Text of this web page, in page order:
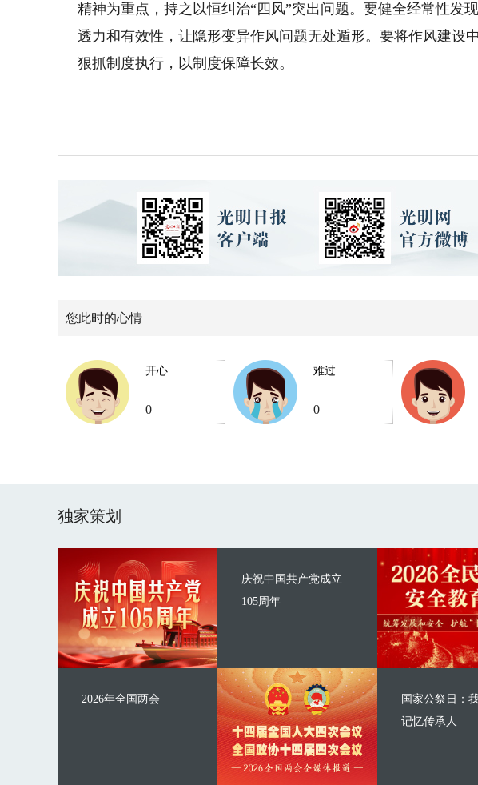
精神为重点，持之以恒纠治“四风”突出问题。要健全经常性发
透力和有效性，让隐形变异作风问题无处遁形。要将作风建设
狠抓制度执行，以制度保障长效。
您此时的心情
开心
0
难过
0
独家策划
庆祝中国共产党成立
105周年
2026年全国两会
国家公祭日：
记忆传承人